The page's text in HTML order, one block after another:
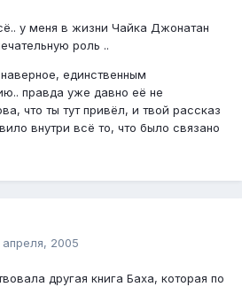
у меня в жизни Чайка Джонатан
роль ..
единственным
правда уже давно её не
что ты тут привёл, и твой рассказ
внутри всё то, что было связано
апреля, 2005
другая книга Баха, которая по